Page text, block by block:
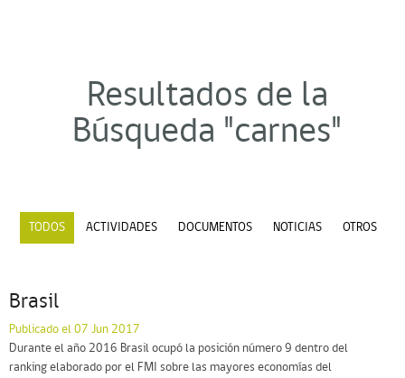
Resultados de la
Búsqueda "carnes"
TODOS ACTIVIDADES DOCUMENTOS NOTICIAS OTROS
Brasil
Publicado el 07 Jun 2017
Durante el año 2016 Brasil ocupó la posición número 9 dentro del
ranking elaborado por el FMI sobre las mayores economías del